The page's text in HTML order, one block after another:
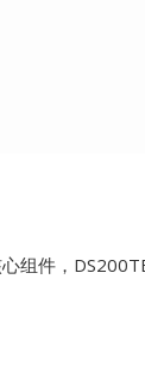
组件，